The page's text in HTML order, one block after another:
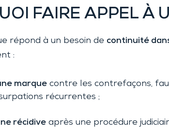
FAIRE APPEL À
répond à un besoin de continuité
:
marque contre les contrefaçons,
récurrentes ;
récidive après une procédure